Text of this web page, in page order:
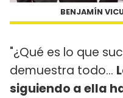
BENJAMÍN
"¿Qué es lo que
demuestra todo…
siguiendo a ella